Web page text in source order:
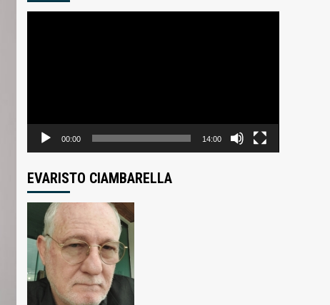
00:00 14:00
EVARISTO CIAMBARELLA